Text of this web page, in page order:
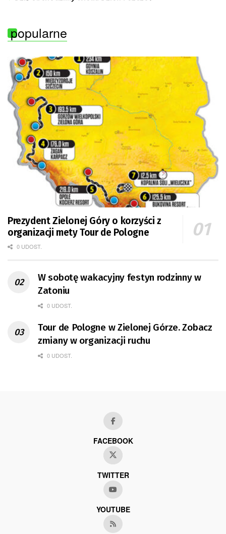
popularne
Prezydent Zielonej Góry o korzyści z
organizacji mety Tour de Pologne
0 UDOST.
W sobotę wakacyjny festyn rodzinny w
Zatoniu
0 UDOST.
Tour de Pologne w Zielonej Górze. Zobacz
zmiany w organizacji ruchu
0 UDOST.
FACEBOOK
TWITTER
YOUTUBE